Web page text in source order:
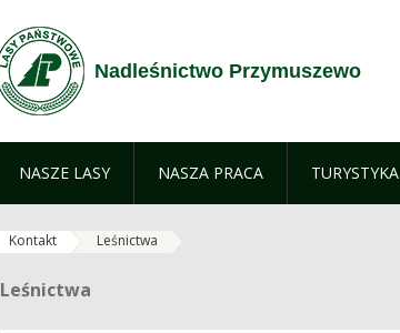
Nadleśnictwo Przymuszewo
NASZE LASY NASZA PRACA TURYSTYKA
Kontakt Leśnictwa
Leśnictwa
Leśnictwa